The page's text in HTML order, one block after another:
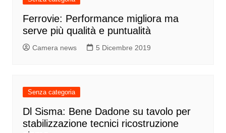
Ferrovie: Performance migliora ma
serve più qualità e puntualità
Camera news 5 Dicembre 2019
Senza categoria
Dl Sisma: Bene Dadone su tavolo per
stabilizzazione tecnici ricostruzione